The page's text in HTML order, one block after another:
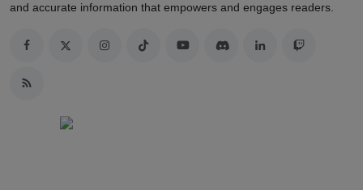
and accurate information that empowers and engages readers.